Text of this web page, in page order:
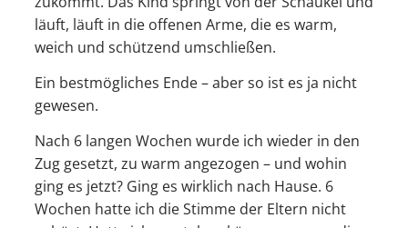
läuft, läuft in die offenen Arme, die es warm,
weich und schützend umschließen.
Ein bestmögliches Ende – aber so ist es ja nicht
gewesen.
Nach 6 langen Wochen wurde ich wieder in den
Zug gesetzt, zu warm angezogen – und wohin
ging es jetzt? Ging es wirklich nach Hause. 6
Wochen hatte ich die Stimme der Eltern nicht